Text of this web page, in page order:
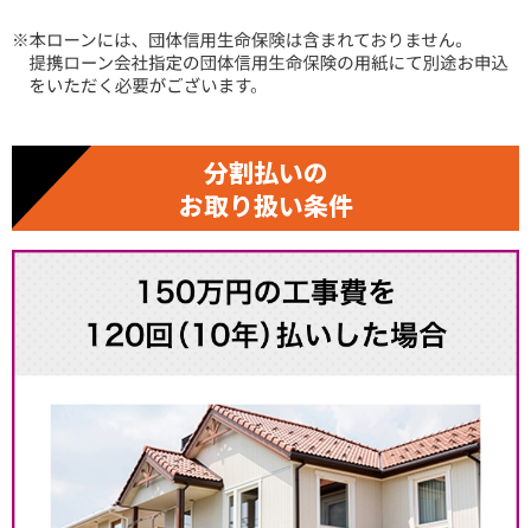
分割払いの
お取り扱い条件